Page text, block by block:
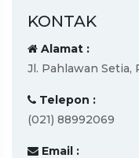
KONTAK
Alamat :
Jl. Pahlawan Setia,
Telepon :
(021) 88992069
Email :